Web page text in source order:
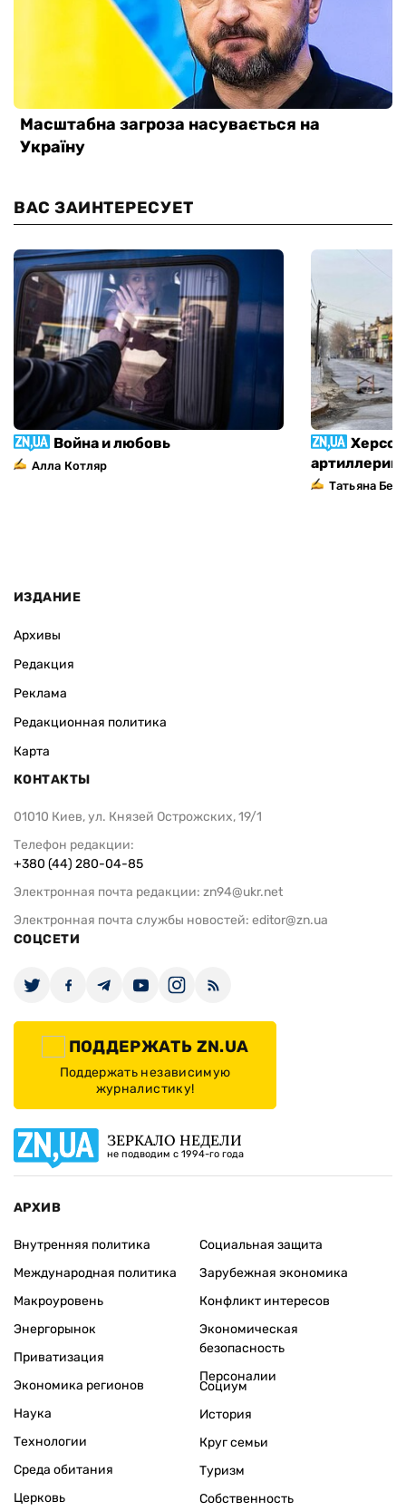
ВАС ЗАИНТЕРЕСУЕТ
Война и любовь
Алла Котляр
Татьяна
ИЗДАНИЕ
Архивы
Редакция
Реклама
Редакционная политика
Карта
КОНТАКТЫ
01010 Киев, ул. Князей Острожских, 19/1
Телефон редакции:
+380 (44) 280-04-85
Электронная почта редакции: zn94@ukr.net
Электронная почта службы новостей: editor@zn.ua
СОЦСЕТИ
ПОДДЕРЖАТЬ ZN.UA
Поддержать независимую
журналистику!
ЗЕРКАЛО НЕДЕЛИ
не подводим с 1994-го года
АРХИВ
Внутренняя политика
Международная политика
Макроуровень
Энергорынок
Приватизация
Экономика регионов
Социальная защита
Зарубежная экономика
Конфликт интересов
Экономическая
безопасность
Персоналии
Наука
Технологии
Среда обитания
Церковь
Социум
История
Круг семьи
Туризм
Собственность